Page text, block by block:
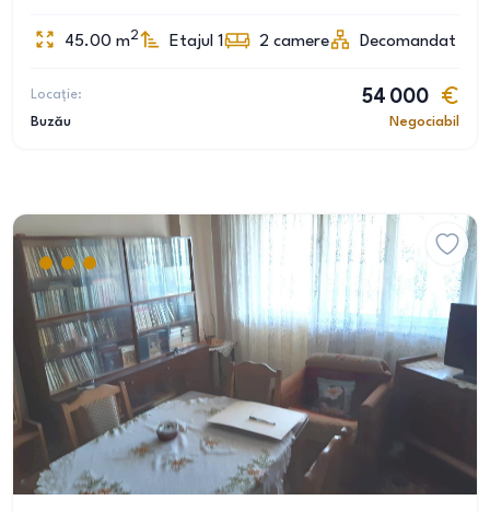
45.00 m2 Etajul 1 2 camere Decomandat
Locație:
Buzău
54 000
Negociabil